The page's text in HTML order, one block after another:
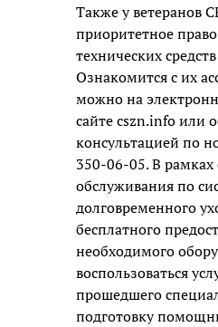
Также у ветеранов
приоритетное
технических
Ознакомится с их
можно на
сайте cszn.info или
консультацией по
350-06-05. В рамках
обслуживания по
долговременного
бесплатного
необходимого
воспользоваться
прошедшего
подготовку